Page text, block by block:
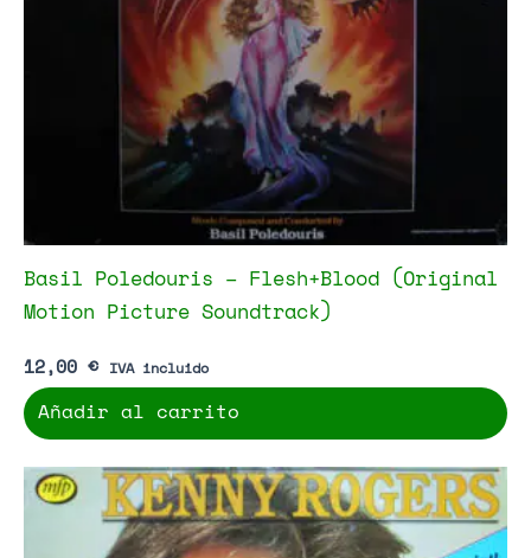
Basil Poledouris – Flesh+Blood (Original
Motion Picture Soundtrack)
12,00 € IVA incluido
Añadir al carrito